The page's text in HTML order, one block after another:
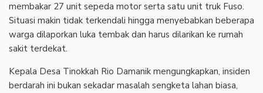
membakar 27 unit sepeda motor serta satu unit truk Fuso.
Situasi makin tidak terkendali hingga menyebabkan beberapa
warga dilaporkan luka tembak dan harus dilarikan ke rumah
sakit terdekat.
Kepala Desa Tinokkah Rio Damanik mengungkapkan, insiden
berdarah ini bukan sekadar masalah sengketa lahan biasa,